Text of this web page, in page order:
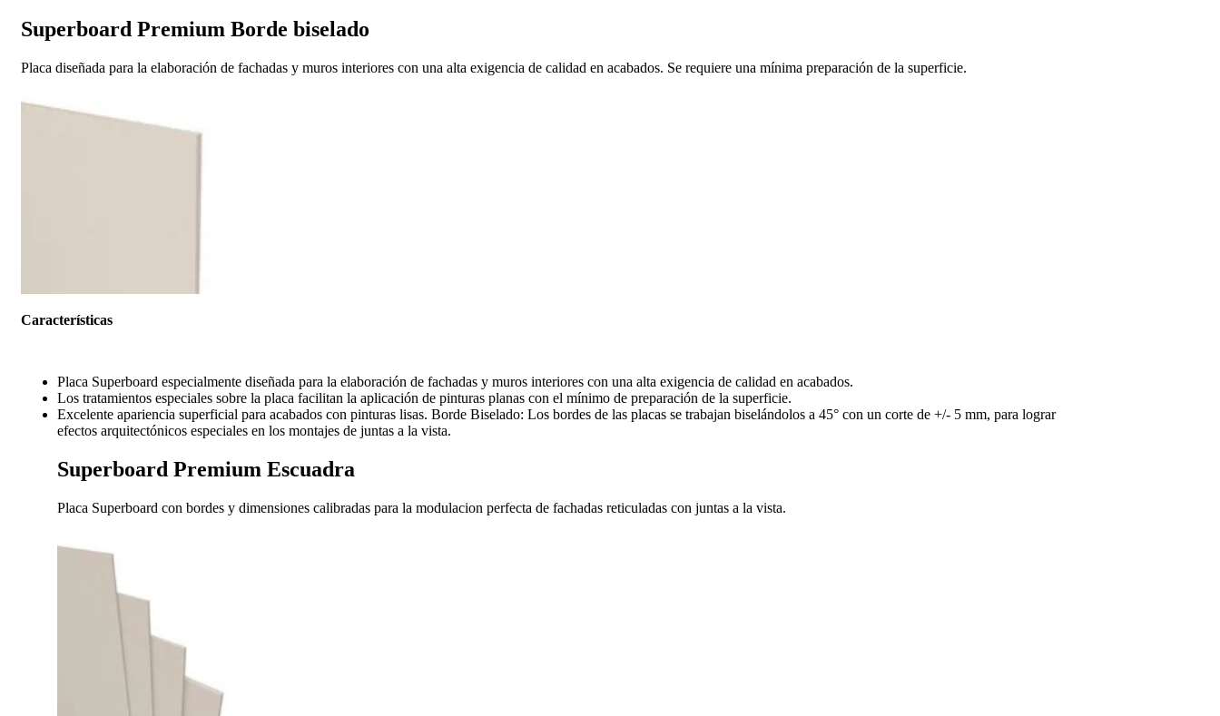
Superboard Premium Borde biselado
Placa diseñada para la elaboración de fachadas y muros interiores con una alta exigencia de calidad en acabados. Se requiere una mínima preparación de la superficie.
Características
Placa Superboard especialmente diseñada para la elaboración de fachadas y muros interiores con una alta exigencia de calidad en acabados.
Los tratamientos especiales sobre la placa facilitan la aplicación de pinturas planas con el mínimo de preparación de la superficie.
Excelente apariencia superficial para acabados con pinturas lisas. Borde Biselado: Los bordes de las placas se trabajan biselándolos a 45° con un corte de +/- 5 mm, para lograr
efectos arquitectónicos especiales en los montajes de juntas a la vista.
Superboard Premium Escuadra
Placa Superboard con bordes y dimensiones calibradas para la modulacion perfecta de fachadas reticuladas con juntas a la vista.